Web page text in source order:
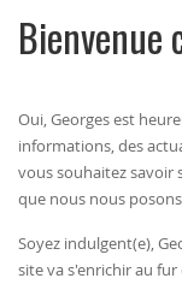
Bienvenue
Oui, Georges est
informations, des
vous souhaitez savoir
que nous nous
Soyez indulgent(e),
site va s'enrichir au